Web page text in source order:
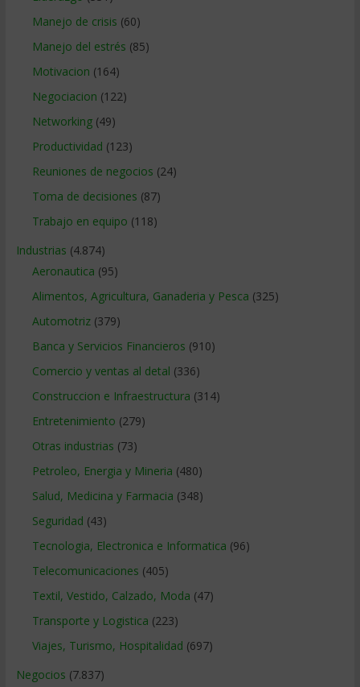
Manejo de crisis (60)
Manejo del estrés (85)
Motivacion (164)
Negociacion (122)
Networking(49)
Productividad (123)
Reuniones de negocios (24)
Toma de decisiones (87)
Trabajo en equipo (118)
Industrias (4.874)
Aeronautica (95)
Alimentos, Agricultura, Ganaderia y Pesca (325)
Automotriz(379)
Banca y Servicios Financieros (910)
Comercio y ventas al detal (336)
Construccion e Infraestructura (314)
Entretenimiento (279)
Otras industrias (73)
Petroleo, Energia y Mineria (480)
Salud, Medicina y Farmacia (348)
Seguridad (43)
Tecnologia, Electronica e Informatica (96)
Telecomunicaciones (405)
Textil, Vestido, Calzado, Moda (47)
Transporte y Logistica (223)
Viajes, Turismo, Hospitalidad (697)
Negocios (7.837)